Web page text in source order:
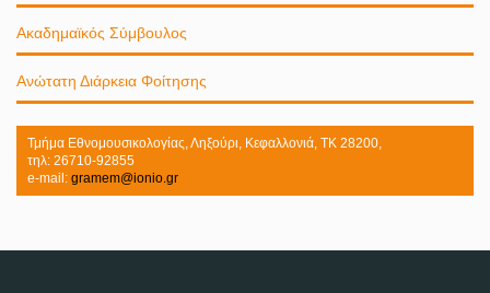
Ακαδημαϊκός Σύμβουλος
Ανώτατη Διάρκεια Φοίτησης
Τμήμα Εθνομουσικολογίας, Ληξούρι, Κεφαλλονιά, ΤΚ 28200,
τηλ: 26710-92855
e-mail: gramem@ionio.gr